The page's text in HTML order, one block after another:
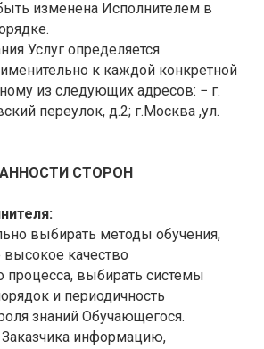
изменена Исполнителем в
Услуг определяется
к каждой конкретной
из следующих адресов: − г.
переулок, д.2; г.Москва ,ул.
СТОРОН
выбирать методы обучения,
качество
процесса, выбирать системы
и периодичность
знаний Обучающегося.
Заказчика информацию,